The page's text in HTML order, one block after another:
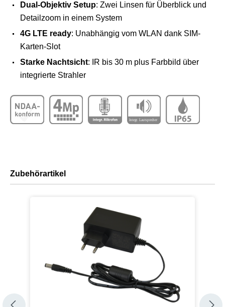
Dual-Objektiv Setup: Zwei Linsen für Überblick und
Detailzoom in einem System
4G LTE ready: Unabhängig vom WLAN dank SIM-
Karten-Slot
Starke Nachtsicht: IR bis 30 m plus Farbbild über
integrierte Strahler
Zubehörartikel